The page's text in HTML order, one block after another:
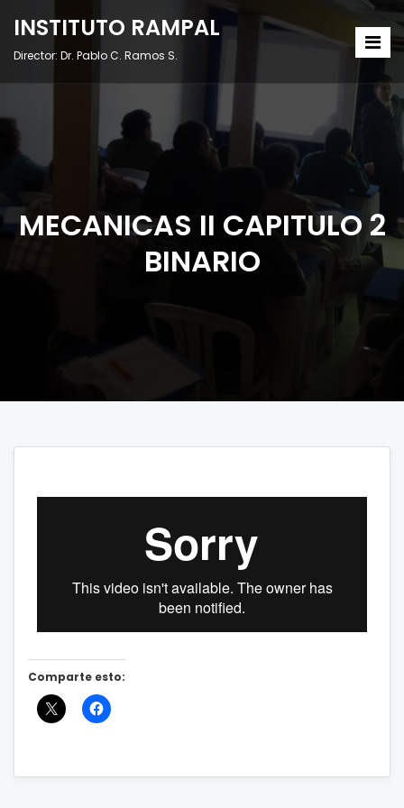
INSTITUTO RAMPAL
Director: Dr. Pablo C. Ramos S.
MECANICAS II CAPITULO 2
BINARIO
Comparte esto: